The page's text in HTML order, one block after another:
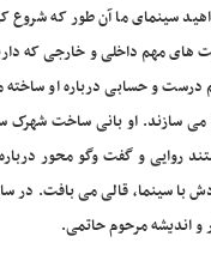
سینمای ما آن طور که شروع
های مهم داخلی و خارجی که
یک فیلم درست و حسابی درباره
می سازند. او بانی ساخت
روایی و گفت وگو محور
با سینما، قالی می بافت.
و اندیشه مرحوم حاتمی.